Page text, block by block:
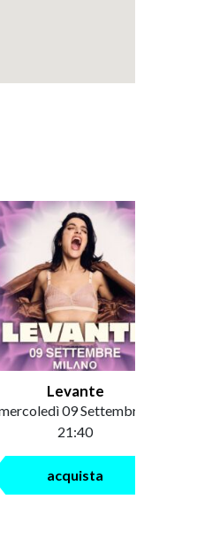
Levante
09 Settembre /
21:40
acquista